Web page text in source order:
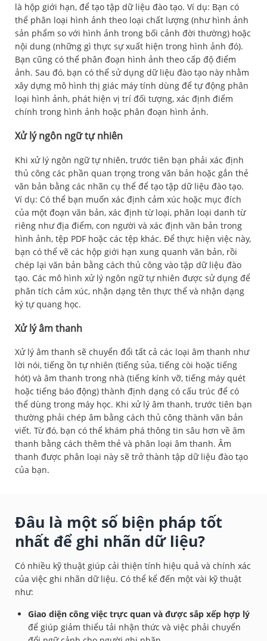
là hộp giới hạn, để tạo tập dữ liệu đào tạo. Ví dụ: Bạn có
thể phân loại hình ảnh theo loại chất lượng (như hình ảnh
sản phẩm so với hình ảnh trong bối cảnh đời thường) hoặc
nội dung (những gì thực sự xuất hiện trong hình ảnh đó).
Bạn cũng có thể phân đoạn hình ảnh theo cấp độ điểm
ảnh. Sau đó, bạn có thể sử dụng dữ liệu đào tạo này nhằm
xây dựng mô hình thị giác máy tính dùng để tự động phân
loại hình ảnh, phát hiện vị trí đối tượng, xác định điểm
chính trong hình ảnh hoặc phân đoạn hình ảnh.
Xử lý ngôn ngữ tự nhiên
Khi xử lý ngôn ngữ tự nhiên, trước tiên bạn phải xác định
thủ công các phần quan trọng trong văn bản hoặc gắn thẻ
văn bản bằng các nhãn cụ thể để tạo tập dữ liệu đào tạo.
Ví dụ: Có thể bạn muốn xác định cảm xúc hoặc mục đích
của một đoạn văn bản, xác định từ loại, phân loại danh từ
riêng như địa điểm, con người và xác định văn bản trong
hình ảnh, tệp PDF hoặc các tệp khác. Để thực hiện việc này,
bạn có thể vẽ các hộp giới hạn xung quanh văn bản, rồi
chép lại văn bản bằng cách thủ công vào tập dữ liệu đào
tạo. Các mô hình xử lý ngôn ngữ tự nhiên được sử dụng để
phân tích cảm xúc, nhận dạng tên thực thể và nhận dạng
ký tự quang học.
Xử lý âm thanh
Xử lý âm thanh sẽ chuyển đổi tất cả các loại âm thanh như
lời nói, tiếng ồn tự nhiên (tiếng sủa, tiếng còi hoặc tiếng
hót) và âm thanh trong nhà (tiếng kính vỡ, tiếng máy quét
hoặc tiếng báo động) thành định dạng có cấu trúc để có
thể dùng trong máy học. Khi xử lý âm thanh, trước tiên bạn
thường phải chép âm bằng cách thủ công thành văn bản
viết. Từ đó, bạn có thể khám phá thông tin sâu hơn về âm
thanh bằng cách thêm thẻ và phân loại âm thanh. Âm
thanh được phân loại này sẽ trở thành tập dữ liệu đào tạo
của bạn.
Đâu là một số biện pháp tốt
nhất để ghi nhãn dữ liệu?
Có nhiều kỹ thuật giúp cải thiện tính hiệu quả và chính xác
của việc ghi nhãn dữ liệu. Có thể kể đến một vài kỹ thuật
như:
Giao diện công việc trực quan và được sắp xếp hợp lý
để giúp giảm thiểu tải nhận thức và việc phải chuyển